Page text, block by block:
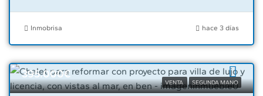
Inmobrisa hace 3 días
VENTA SEGUNDA MANO
395.000€